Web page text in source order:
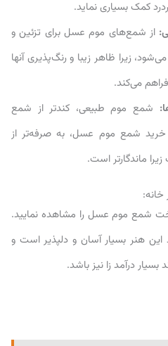
کمک بسیاری نماید.
از شمع‌های موم عسل برای تزئین و
زیرا ظاهر زیبا و رنگ‌پذیری آنها
فراهم می‌کند.
شمع موم طبیعی، کندتر از شمع
خرید شمع موم عسل، به صرفه‌تر از
ماندگارتر است.
شمع موم عسل را مشاهده نمایید.
هنر بسیار آسان و دلپذیر است و
بسیار درآمد زا نیز باشد.